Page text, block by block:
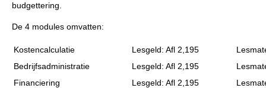
budgettering.
De 4 modules omvatten:
Kostencalculatie Lesgeld: Afl 2,195
Bedrijfsadministratie
Lesgeld: Afl 2,195
Financiering
Lesgeld: Afl 2,195